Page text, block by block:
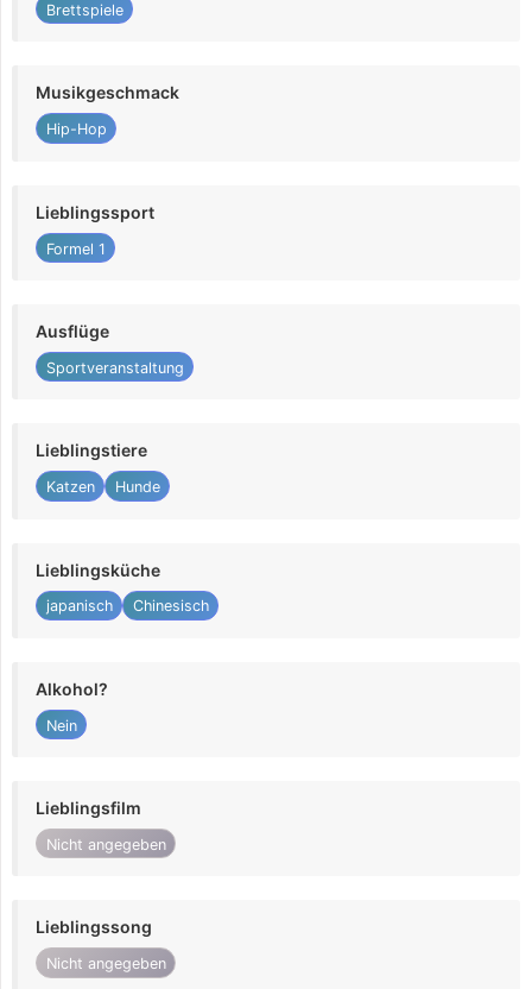
Brettspiele
Musikgeschmack
Hip-Hop
Lieblingssport
Formel 1
Ausflüge
Sportveranstaltung
Lieblingstiere
Katzen Hunde
Lieblingsküche
japanisch Chinesisch
Alkohol?
Nein
Lieblingsfilm
Nicht angegeben
Lieblingssong
Nicht angegeben